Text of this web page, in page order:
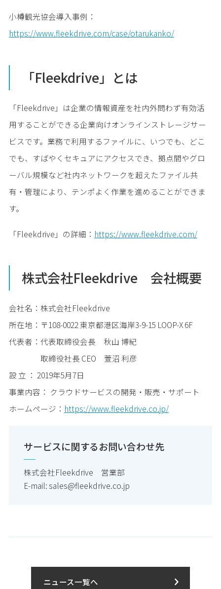
小樽観光協会導入事例：
https://www.fleekdrive.com/case/otarukanko/
「Fleekdrive」とは
「Fleekdrive」は企業の情報資産を社内外問わず有効活
用することができる企業向けオンラインストレージサー
ビスです。業務で利用するファイルに、いつでも、どこ
でも、すばやくセキュアにアクセスでき、拠点間やグロ
ーバル規模など社内ネットワークを超えたファイル共
有・管理により、テンポよく作業を進めることができま
す。
「Fleekdrive」の詳細： https://www.fleekdrive.com/
株式会社Fleekdrive 会社概要
会社名：株式会社Fleekdrive
所在地：〒108-0022 東京都港区海岸3-9-15 LOOP-X 6F
代表者：代表取締役会長 秋山 博紀
取締役社長 CEO 萱沼 利彦
設 立 ： 2019年5月7日
事業内容： クラウドサービスの開発・販売・サポート
ホームページ： https://www.fleekdrive.co.jp/
サービスに関するお問い合わせ先
株式会社Fleekdrive 営業部
E-mail: sales@fleekdrive.co.jp
ニュース一覧へ